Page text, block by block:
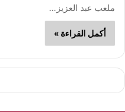
ملعب عبد العزيز…
أكمل القراءة »